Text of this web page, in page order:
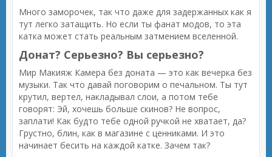
Много заморочек, так что даже для задержанных как я
тут легко затащить. Но если ты фанат модов, то эта
катка может стать реальным затмением вселенной.
Донат? Серьезно? Вы серьезно?
Мир Макияж Камера без доната — это как вечерка без
музыки. Так что давай поговорим о печальном. Ты тут
крутил, вертел, накладывал слои, а потом тебе
говорят: Эй, хочешь больше скинов? Не вопрос,
заплати! Как будто тебе одной ручкой не хватает, да?
Грустно, блин, как в магазине с ценниками. И это
начинает бесить на каждой катке. Зачем так?